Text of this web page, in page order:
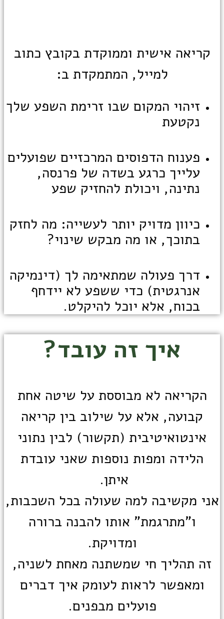
קריאה אישית וממוקדת בקובץ כתוב
למייל, המתמקדת ב:
זיהוי המקום שבו זרימת השפע שלך
נקטעת
פענוח הדפוסים המרכזיים שפועלים
עלייך כרגע בשדה של פרנסה,
נתינה, ויכולת להחזיק שפע
כיוון מדויק יותר לעשייה: מה לחזק
בתוכך, או מה מבקש שינוי?
דרך פעולה שמתאימה לך (דינמיקה
אנרגטית) כדי ששפע לא יידחף
בכוח, אלא יוכל להיקלט.
איך זה עובד?
הקריאה לא מבוססת על שיטה אחת
קבועה, אלא על שילוב בין קריאה
אינטואיטיבית (תקשור) לבין נתוני
הלידה ומפות נוספות שאני עובדת
איתן.
אני מקשיבה למה שעולה בכל השכבות,
ו"מתרגמת" אותו להבנה ברורה
ומדויקת.
זה תהליך חי שמשתנה מאחת לשניה,
ומאפשר לראות לעומק איך דברים
פועלים מבפנים.